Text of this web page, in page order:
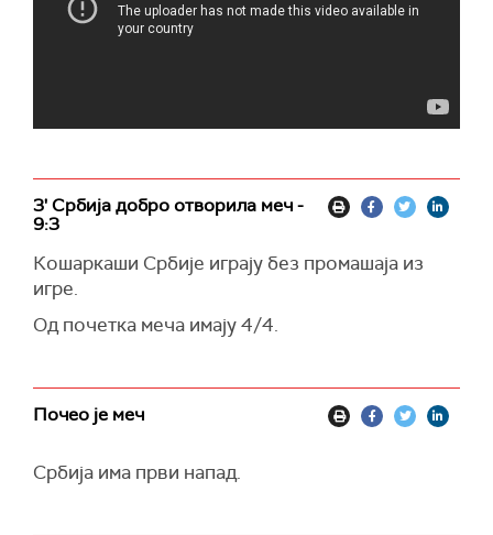
3' Србија добро отворила меч -
9:3
Кошаркаши Србије играју без промашаја из
игре.
Од почетка меча имају 4/4.
Почео је меч
Србија има први напад.